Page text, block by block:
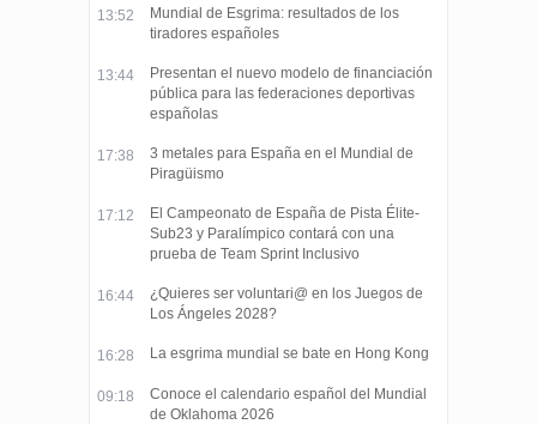
13:52
Mundial de Esgrima: resultados de los
tiradores españoles
13:44
Presentan el nuevo modelo de financiación
pública para las federaciones deportivas
españolas
17:38
3 metales para España en el Mundial de
Piragüismo
17:12
El Campeonato de España de Pista Élite-
Sub23 y Paralímpico contará con una
prueba de Team Sprint Inclusivo
16:44
¿Quieres ser voluntari@ en los Juegos de
Los Ángeles 2028?
16:28 La esgrima mundial se bate en Hong Kong
09:18
Conoce el calendario español del Mundial
de Oklahoma 2026